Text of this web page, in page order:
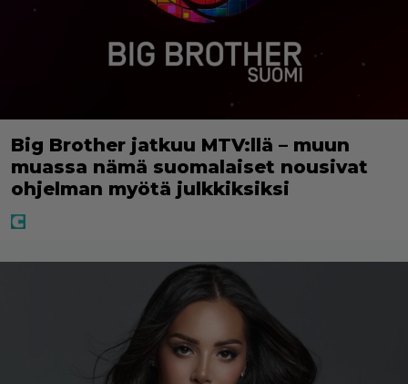
Big Brother jatkuu MTV:llä – muun
muassa nämä suomalaiset nousivat
ohjelman myötä julkkiksiksi